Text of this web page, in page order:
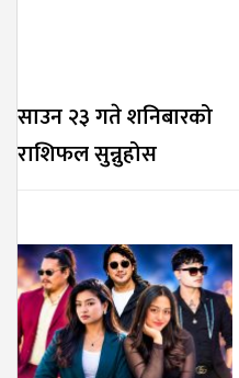
साउन २३ गते शनिबारको
राशिफल सुन्नुहोस